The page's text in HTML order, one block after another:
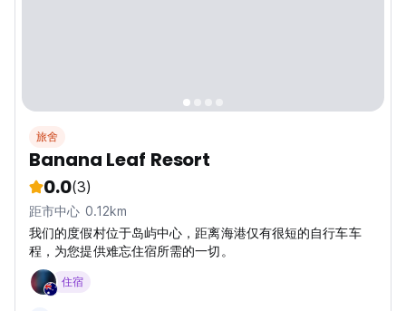
旅舍
Banana Leaf Resort
0.0(3)
距市中心 0.12km
我们的度假村位于岛屿中心，距离海港仅有很短的自行车车
程，为您提供难忘住宿所需的一切。
住宿